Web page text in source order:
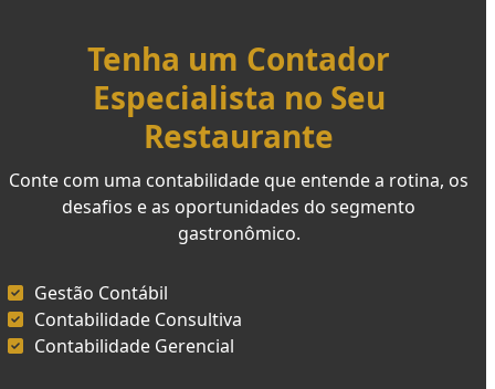
Tenha um Contador
Especialista no Seu
Restaurante
Conte com uma contabilidade que entende a rotina, os
desafios e as oportunidades do segmento
gastronômico.
Gestão Contábil
Contabilidade Consultiva
Contabilidade Gerencial